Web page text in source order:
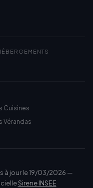
Cuisines
Vérandas
à jour le 19/03/2026 —
Sirene INSEE